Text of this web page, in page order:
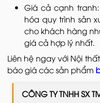
Giá cả cạnh
hóa quy trình sản
cho khách hàng
giá cả hợp lý nhất.
Liên hệ ngay với Nội
báo giá các sản phẩm
CÔNG TY TNHH SX